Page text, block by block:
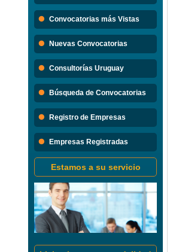
Convocatorias más Vistas
Nuevas Convocatorias
Consultorías Uruguay
Búsqueda de Convocatorias
Registro de Empresas
Empresas Registradas
Estamos a su servicio